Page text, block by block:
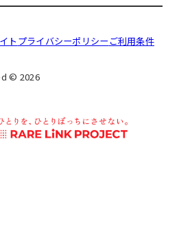
ト プライバシーポリシー ご利用条件
© 2026